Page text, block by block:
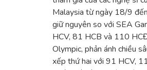
Malaysia từ ngày 18/9
giữ nguyên so với SEA
HCV, 81 HCB và 110
Olympic, phản ánh chiều
xếp thứ hai với 91 HCV,